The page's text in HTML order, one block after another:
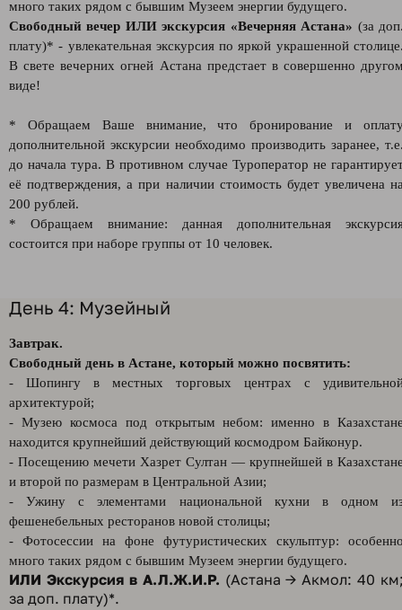
много таких рядом с бывшим Музеем энергии будущего.
Свободный вечер ИЛИ экскурсия «Вечерняя Астана» (за
плату)* - увлекательная экскурсия по яркой украшенной
В свете вечерних огней Астана предстает в совершенно
виде!
* Обращаем Ваше внимание, что бронирование и
дополнительной экскурсии необходимо производить заранее,
до начала тура. В противном случае Туроператор не
её подтверждения, а при наличии стоимость будет увеличена
200 рублей.
* Обращаем внимание: данная дополнительная
состоится при наборе группы от 10 человек.
День 4: Музейный
Завтрак.
Свободный день в Астане, который можно посвятить:
- Шопингу в местных торговых центрах с
архитектурой;
- Музею космоса под открытым небом: именно в
находится крупнейший действующий космодром Байконур.
- Посещению мечети Хазрет Султан — крупнейшей в
и второй по размерам в Центральной Азии;
- Ужину с элементами национальной кухни в одном
фешенебельных ресторанов новой столицы;
- Фотосессии на фоне футуристических скульптур:
много таких рядом с бывшим Музеем энергии будущего.
ИЛИ Экскурсия в А.Л.Ж.И.Р. (Астана → Акмол: 40
за доп. плату)*.